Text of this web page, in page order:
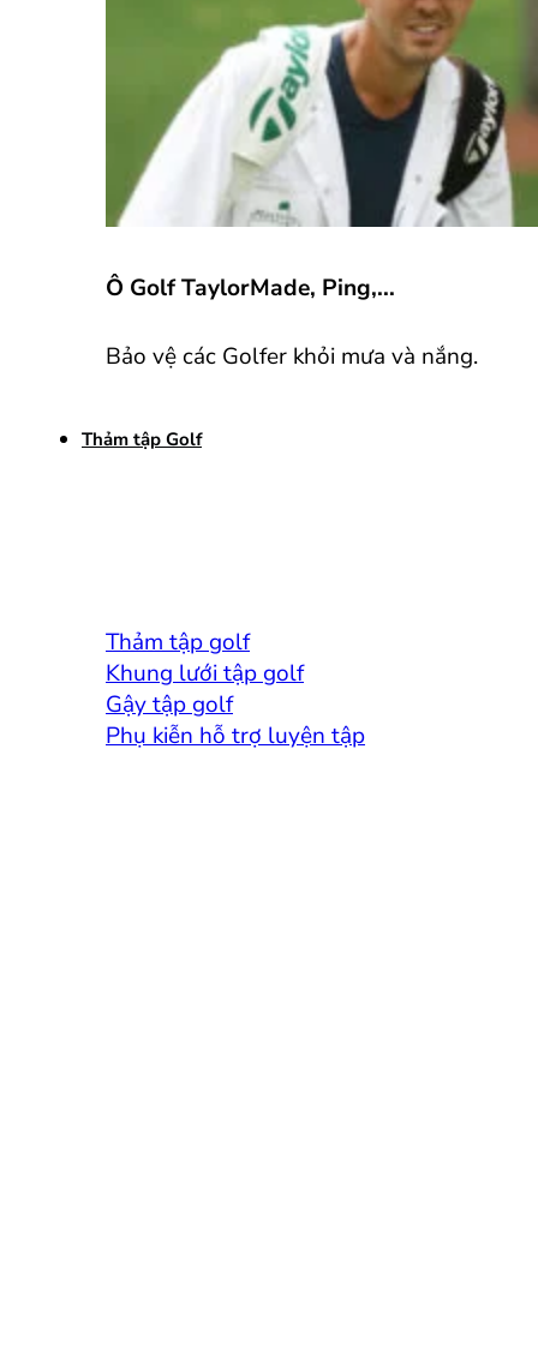
Ô Golf TaylorMade, Ping,...
Bảo vệ các Golfer khỏi mưa và nắng.
Thảm tập Golf
Thảm tập golf
Khung lưới tập golf
Gậy tập golf
Phụ kiễn hỗ trợ luyện tập